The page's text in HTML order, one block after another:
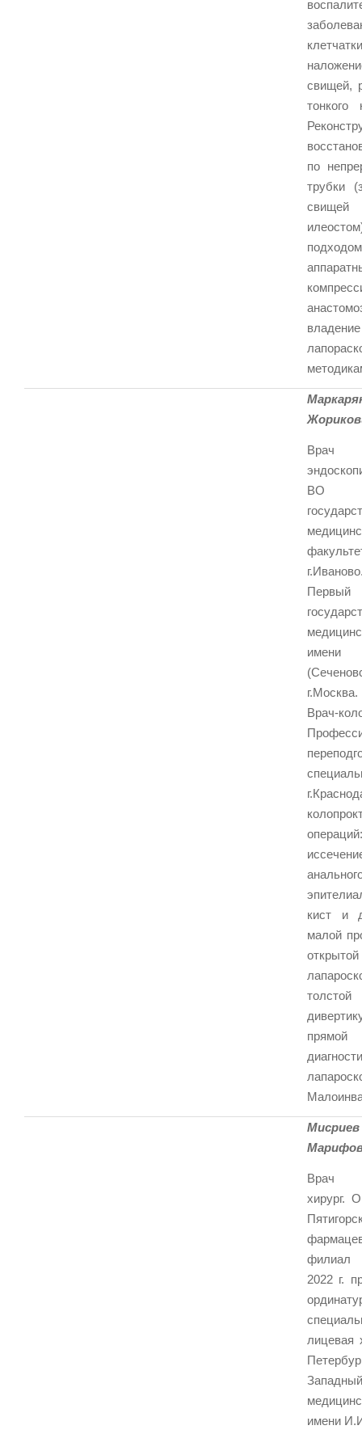
свищей,
по
трубки
владение
Врач
ВО
имени
Врач-
кист и
малой
Врач
хирург.
филиал
2022 г.
лицевая
имени